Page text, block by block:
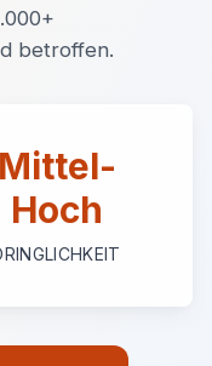
betroffen.
Mittel-
Hoch